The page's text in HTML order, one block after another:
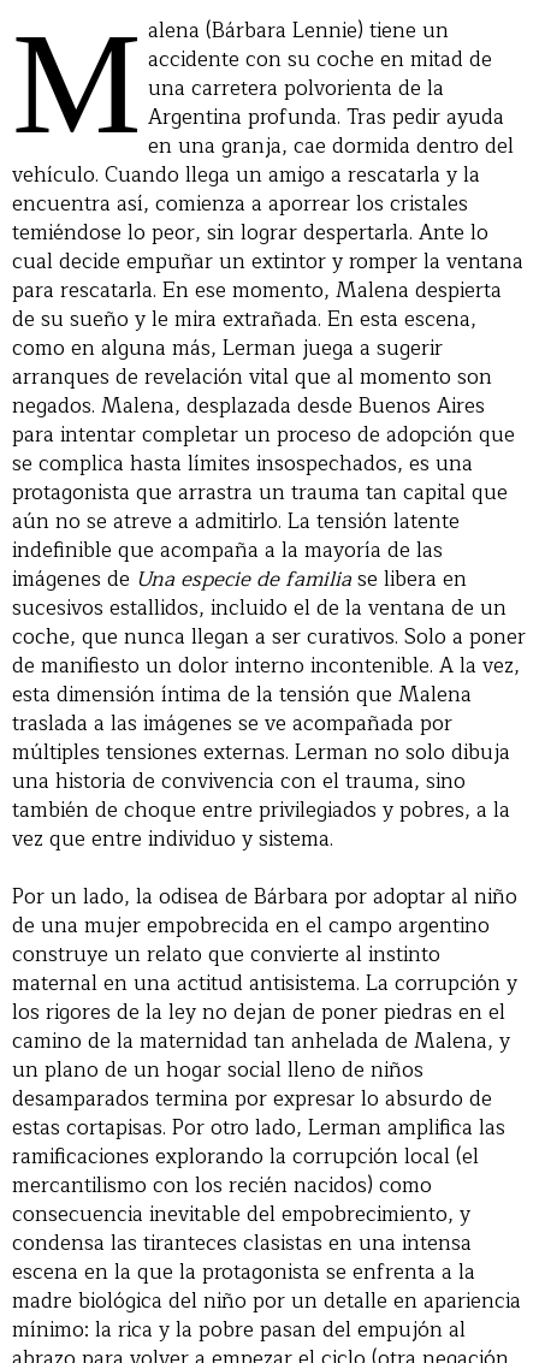
M alena (Bárbara Lennie) tiene un
accidente con su coche en mitad de
una carretera polvorienta de la
Argentina profunda. Tras pedir ayuda
en una granja, cae dormida dentro del
vehículo. Cuando llega un amigo a rescatarla y la
encuentra así, comienza a aporrear los cristales
temiéndose lo peor, sin lograr despertarla. Ante lo
cual decide empuñar un extintor y romper la ventana
para rescatarla. En ese momento, Malena despierta
de su sueño y le mira extrañada. En esta escena,
como en alguna más, Lerman juega a sugerir
arranques de revelación vital que al momento son
negados. Malena, desplazada desde Buenos Aires
para intentar completar un proceso de adopción que
se complica hasta límites insospechados, es una
protagonista que arrastra un trauma tan capital que
aún no se atreve a admitirlo. La tensión latente
indefinible que acompaña a la mayoría de las
imágenes de Una especie de familiase libera en
sucesivos estallidos, incluido el de la ventana de un
coche, que nunca llegan a ser curativos. Solo a poner
de manifiesto un dolor interno incontenible. A la vez,
esta dimensión íntima de la tensión que Malena
traslada a las imágenes se ve acompañada por
múltiples tensiones externas. Lerman no solo dibuja
una historia de convivencia con el trauma, sino
también de choque entre privilegiados y pobres, a la
vez que entre individuo y sistema.
Por un lado, la odisea de Bárbara por adoptar al niño
de una mujer empobrecida en el campo argentino
construye un relato que convierte al instinto
maternal en una actitud antisistema. La corrupción y
los rigores de la ley no dejan de poner piedras en el
camino de la maternidad tan anhelada de Malena, y
un plano de un hogar social lleno de niños
desamparados termina por expresar lo absurdo de
estas cortapisas. Por otro lado, Lerman amplifica las
ramificaciones explorando la corrupción local (el
mercantilismo con los recién nacidos) como
consecuencia inevitable del empobrecimiento, y
condensa las tiranteces clasistas en una intensa
escena en la que la protagonista se enfrenta a la
madre biológica del niño por un detalle en apariencia
mínimo: la rica y la pobre pasan del empujón al